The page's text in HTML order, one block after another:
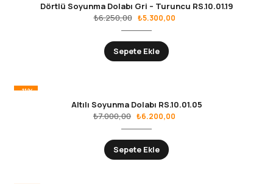
Dörtlü Soyunma Dolabı Gri – Turuncu RS.10.01.19
₺6.250,00 ₺5.300,00
Sepete Ekle
-11%
Altılı Soyunma Dolabı RS.10.01.05
₺7.000,00 ₺6.200,00
Sepete Ekle